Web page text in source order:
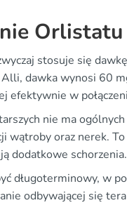
Orlistatu
stosuje się
dawka wynosi 60
efektywnie w
nie ma
wątroby oraz nerek.
dodatkowe schorzenia.
długoterminowy, w
odbywającej się